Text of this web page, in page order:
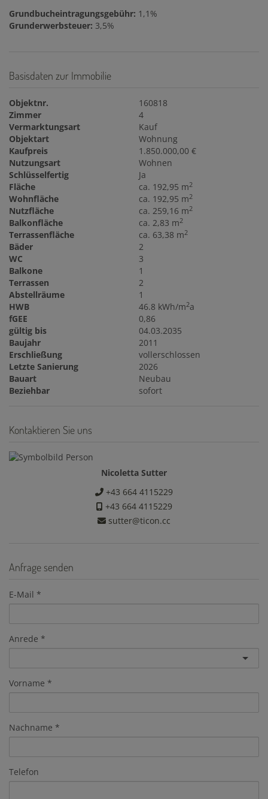
Grundbucheintragungsgebühr: 1,1%
Grunderwerbsteuer: 3,5%
Basisdaten zur Immobilie
Objektnr.
160818
Zimmer
4
Vermarktungsart
Kauf
Objektart
Wohnung
Kaufpreis
1.850.000,00 €
Nutzungsart
Wohnen
Schlüsselfertig
Ja
Fläche
ca. 192,95 m2
Wohnfläche ca. 192,95 m2
Nutzfläche ca. 259,16 m2
Balkonfläche ca. 2,83 m2
Terrassenfläche ca. 63,38 m2
Bäder
2
WC
3
Balkone
1
Terrassen
2
Abstellräume
1
HWB
46.8 kWh/m2a
fGEE
0,86
gültig bis
04.03.2035
Baujahr
2011
Erschließung
vollerschlossen
Letzte Sanierung
2026
Bauart
Neubau
Beziehbar
sofort
Kontaktieren Sie uns
Nicoletta Sutter
+43 664 4115229
+43 664 4115229
sutter@ticon.cc
Anfrage senden
E-Mail
Anrede
Vorname
Nachname
Telefon